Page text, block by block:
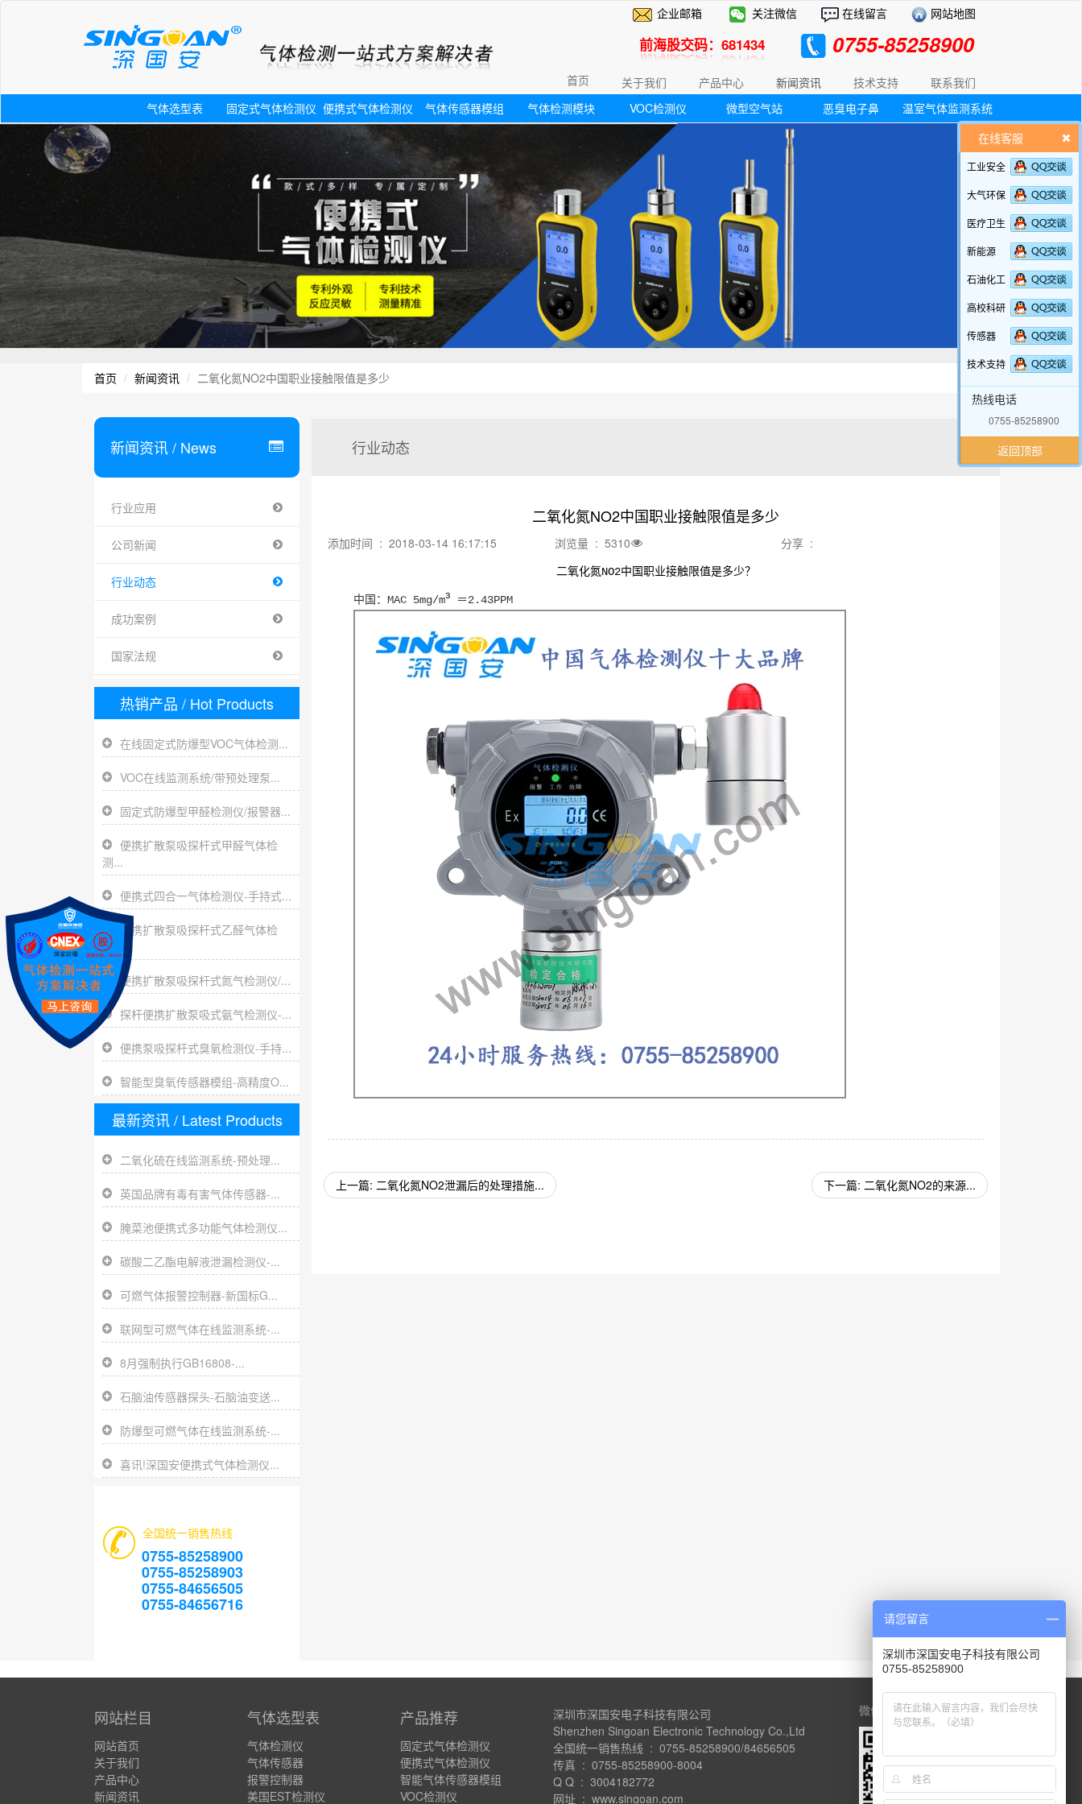
企业邮箱 关注微信 在线留言 网站地图
前海股交码：681434 0755-85258900
首页 关于我们 产品中心 新闻资讯 技术支持
联系我们
气体选型表
固定式气体检测仪 便携式气体检测仪 气体传感器模组 气体检测模块 VOC检测仪 微型空气站 恶臭电子鼻 温室气体监测系统
首页 新闻资讯 二氧化氮NO2中国职业接触限值是多少
新闻资讯/ News
行业应用
公司新闻
行业动态
成功案例
国家法规
热销产品 / Hot Products
在线固定式防爆型VOC气体检测...
VOC在线监测系统/带预处理泵...
固定式防爆型甲醛检测仪/报警器...
便携扩散泵吸探杆式甲醛气体检
测...
便携式四合一气体检测仪-手持式...
便携扩散泵吸探杆式乙醛气体检
测...
便携扩散泵吸探杆式氮气检测仪/...
探杆便携扩散泵吸式氨气检测仪-...
便携泵吸探杆式臭氧检测仪-手持...
智能型臭氧传感器模组-高精度O...
最新资讯/ Latest Products
二氧化硫在线监测系统-预处理...
英国品牌有毒有害气体传感器-...
腌菜池便携式多功能气体检测仪...
碳酸二乙酯电解液泄漏检测仪-...
可燃气体报警控制器-新国标G...
联网型可燃气体在线监测系统-...
8月强制执行GB16808-...
石脑油传感器探头-石脑油变送...
防爆型可燃气体在线监测系统-...
喜讯!深国安便携式气体检测仪...
全国统一销售热线
0755-85258900
0755-85258903
0755-84656505
0755-84656716
行业动态
二氧化氮NO2中国职业接触限值是多少
添加时间 : 2018-03-14 16:17:15 浏览量 : 5310 分享 :
二氧化氮NO2中国职业接触限值是多少？
中国： MAC 5mg/m3 ＝2.43PPM
上一篇: 二氧化氮NO2泄漏后的处理措施... 下一篇: 二氧化氮NO2的来源...
在线客服
工业安全
大气环保
医疗卫生
新能源
石油化工
高校科研
传感器
技术支持
热线电话
0755-85258900
返回顶部
网站栏目
网站首页
关于我们
产品中心
新闻资讯
气体选型表
气体检测仪
气体传感器
报警控制器
美国EST检测仪
产品推荐
固定式气体检测仪
便携式气体检测仪
智能气体传感器模组
VOC检测仪
深圳市深国安电子科技有限公司
Shenzhen Singoan Electronic Technology Co.,Ltd
全国统一销售热线 : 0755-85258900/84656505
传真 : 0755-85258900-8004
Q Q : 3004182772
网址 : www.singoan.com
微信公众号
请您留言
深圳市深国安电子科技有限公司
0755-85258900